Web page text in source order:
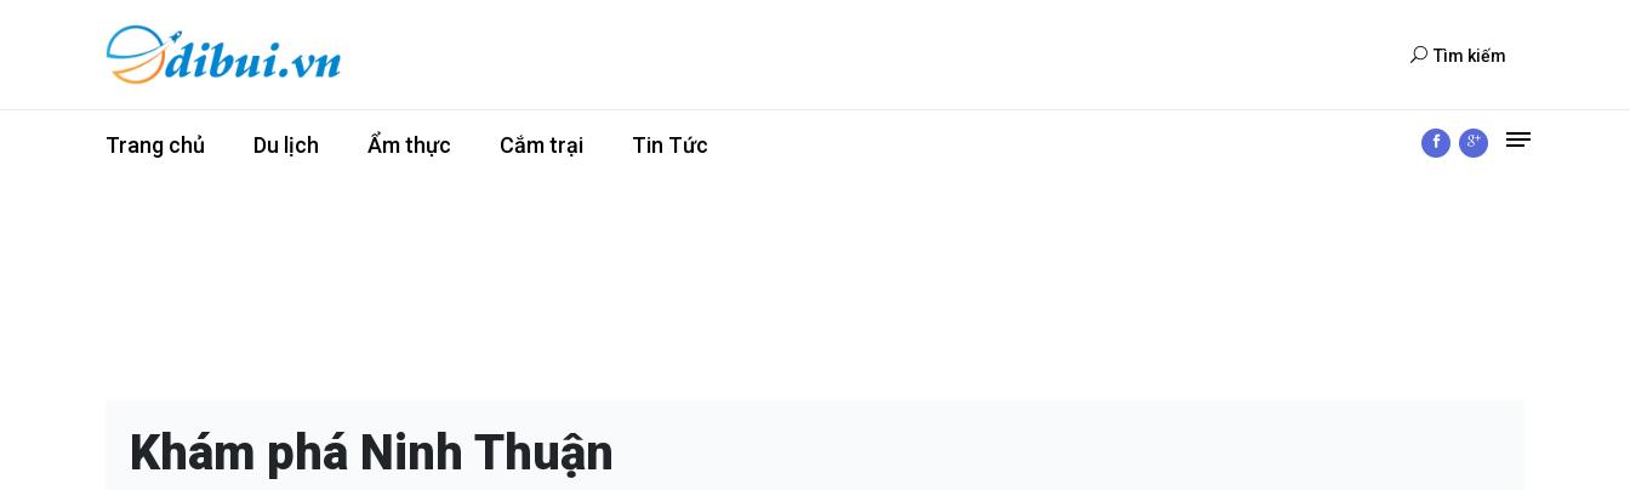
Tìm kiếm
Trang chủ Du lịch Ẩm thực Cắm trại Tin Tức
Khám phá Ninh Thuận